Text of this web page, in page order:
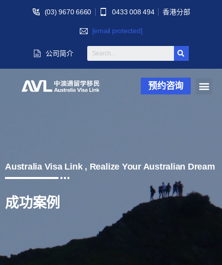
(03) 9670 6660 0433 008 494 香港分部
[email protected]
公司简介
预约咨询
Australia Visa Link , Realize Your Australian Dream
成功案例